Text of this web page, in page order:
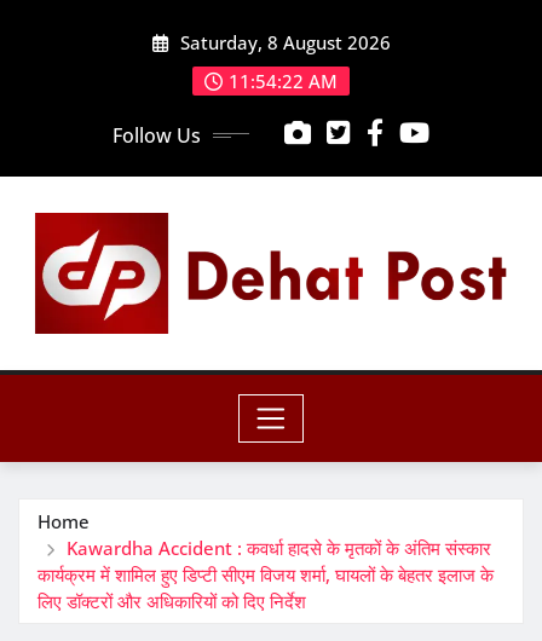
Saturday, 8 August 2026
11:54:23 AM
Follow Us
Home
Kawardha Accident : कवर्धा हादसे के मृतकों के अंतिम संस्कार
कार्यक्रम में शामिल हुए डिप्टी सीएम विजय शर्मा, घायलों के बेहतर इलाज के
लिए डॉक्टरों और अधिकारियों को दिए निर्देश